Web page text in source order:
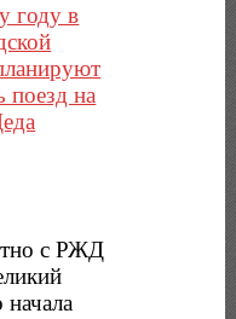
году в
поезд на
с РЖД